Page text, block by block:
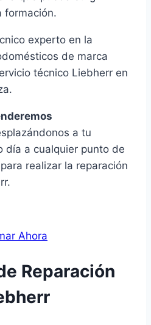
formación.
experto en la
de marca
técnico Liebherr en
a tu
día a cualquier punto de
realizar la reparación
Ahora
Reparación